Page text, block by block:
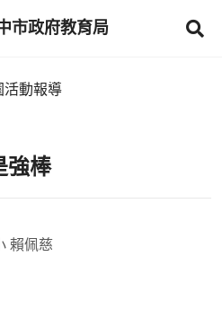
市政府教育局
活動報導
強棒
賴佩慈